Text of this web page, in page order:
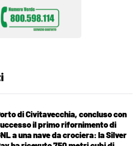
di Civitavecchia, concluso con
il primo rifornimento di
a una nave da crociera: la Silver